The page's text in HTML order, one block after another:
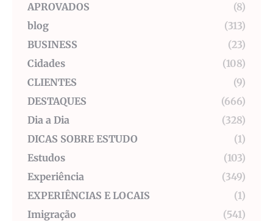
APROVADOS
(8)
blog
(313)
BUSINESS
(23)
Cidades
(108)
CLIENTES
(9)
DESTAQUES
(666)
Dia a Dia
(328)
DICAS SOBRE ESTUDO
(1)
Estudos
(103)
Experiência
(349)
EXPERIÊNCIAS E LOCAIS
(1)
Imigração
(541)